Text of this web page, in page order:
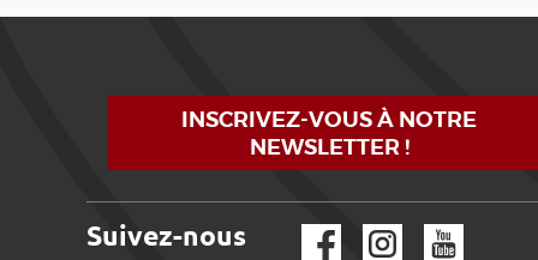
INSCRIVEZ-VOUS À NOTRE
NEWSLETTER !
Suivez-nous